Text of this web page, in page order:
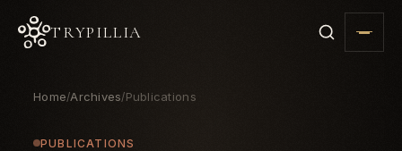
TRYPILLIA
Home/Archives/Publications
PUBLICATIONS